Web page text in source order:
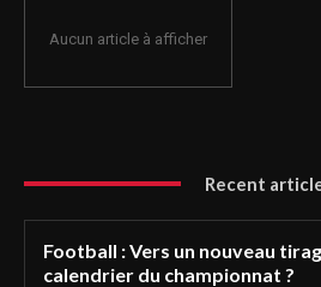
Aucun article à afficher
Recent
Football : Vers un nouveau
calendrier du championnat ?